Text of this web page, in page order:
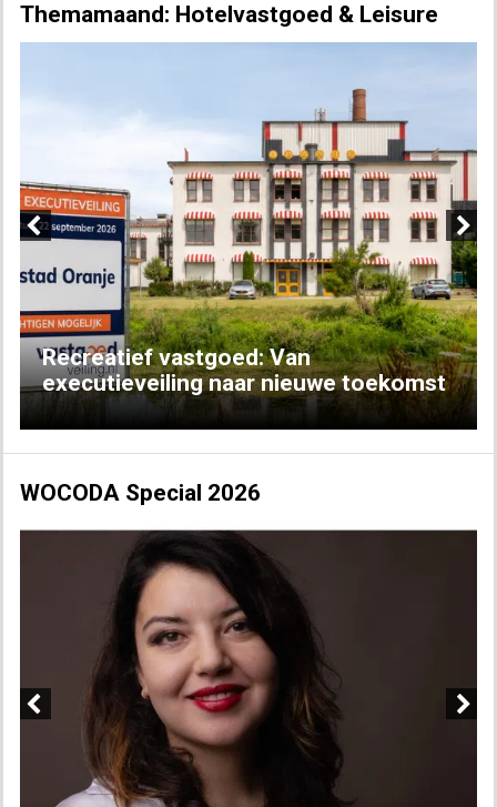
Themamaand: Hotelvastgoed & Leisure
Recreatief vastgoed: Van
executieveiling naar nieuwe toekomst
Next
WOCODA Special 2026